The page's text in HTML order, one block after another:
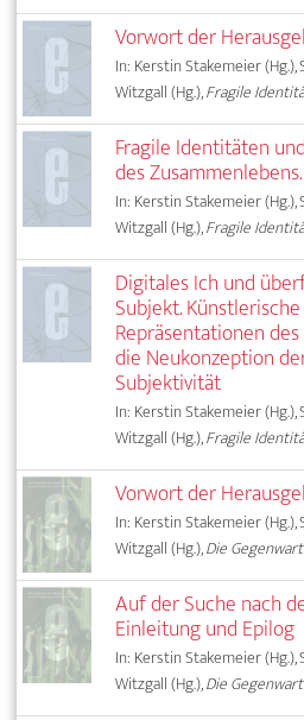
Vorwort der
In: Kerstin Stakemeier (Hg.),
Witzgall (Hg.),Fragile
Fragile Identitäten
des
In: Kerstin Stakemeier (Hg.),
Witzgall (Hg.),Fragile
Digitales Ich und
Subjekt. Künstlerische
Repräsentationen
die Neukonzeption
Subjektivität
In: Kerstin Stakemeier (Hg.),
Witzgall (Hg.),Fragile
Vorwort der
In: Kerstin Stakemeier (Hg.),
Witzgall (Hg.),Die
Auf der Suche nach
Einleitung und Epilog
In: Kerstin Stakemeier (Hg.),
Witzgall (Hg.),Die